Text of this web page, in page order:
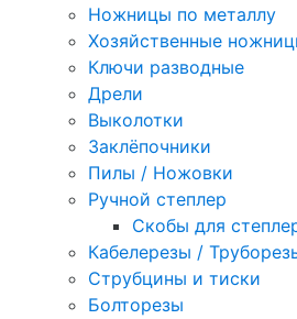
Ножницы по металлу
Хозяйственные
Ключи разводные
Дрели
Выколотки
Заклёпочники
Пилы / Ножовки
Ручной степлер
Скобы для
Кабелерезы /
Струбцины и тиски
Болторезы